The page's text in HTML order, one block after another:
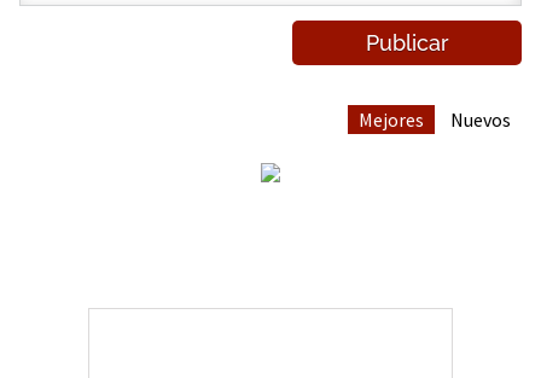
Mejores Nuevos